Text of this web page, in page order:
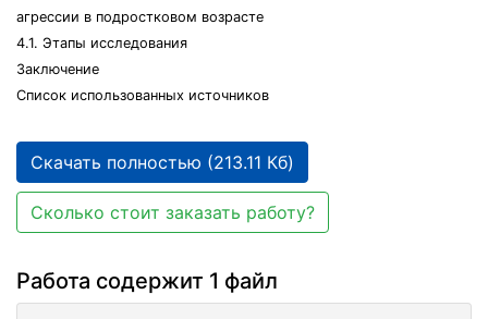
агрессии в подростковом возрасте
4.1. Этапы исследования
Заключение
Список использованных источников
Скачать полностью (213.11 Кб)
Сколько стоит заказать работу?
Работа содержит 1 файл